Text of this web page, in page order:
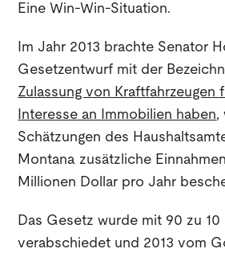
Eine Win-Win-Situation.
Im Jahr 2013 brachte Senator
Gesetzentwurf mit der
Zulassung von Kraftfahrzeugen
Interesse an Immobilien haben,
Schätzungen des
Montana zusätzliche
Millionen Dollar pro Jahr
Das Gesetz wurde mit 90 zu 10
verabschiedet und 2013 vom